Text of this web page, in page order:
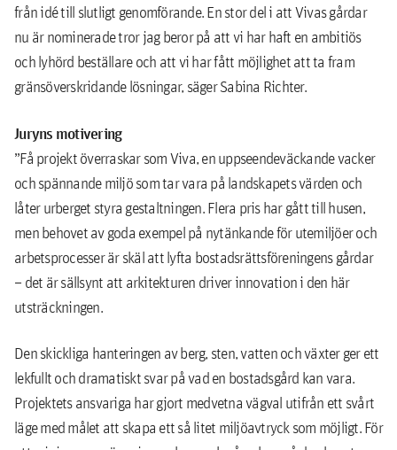
från idé till slutligt genomförande. En stor del i att Vivas gårdar
nu är nominerade tror jag beror på att vi har haft en ambitiös
och lyhörd beställare och att vi har fått möjlighet att ta fram
gränsöverskridande lösningar, säger Sabina Richter.
Juryns motivering
”Få projekt överraskar som Viva, en uppseendeväckande vacker
och spännande miljö som tar vara på landskapets värden och
låter urberget styra gestaltningen. Flera pris har gått till husen,
men behovet av goda exempel på nytänkande för utemiljöer och
arbetsprocesser är skäl att lyfta bostadsrättsföreningens gårdar
– det är sällsynt att arkitekturen driver innovation i den här
utsträckningen.
Den skickliga hanteringen av berg, sten, vatten och växter ger ett
lekfullt och dramatiskt svar på vad en bostadsgård kan vara.
Projektets ansvariga har gjort medvetna vägval utifrån ett svårt
läge med målet att skapa ett så litet miljöavtryck som möjligt. För